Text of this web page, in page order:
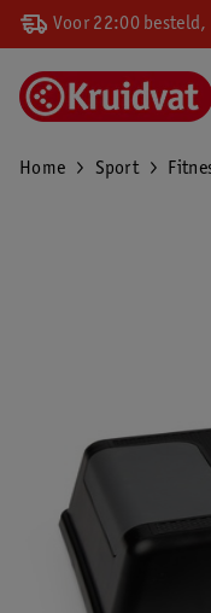
Voor 22:00
Home Sport